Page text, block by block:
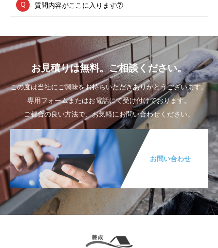
質問内容がここに入ります⑦
お見積りは無料。ご相談ください。
この度は当社にご興味をお持ちいただきありがとうございます。
専用フォームまたはお電話にて受け付けております。
ご都合の良い方法で、お気軽にお問い合わせください。
お問い合わせ